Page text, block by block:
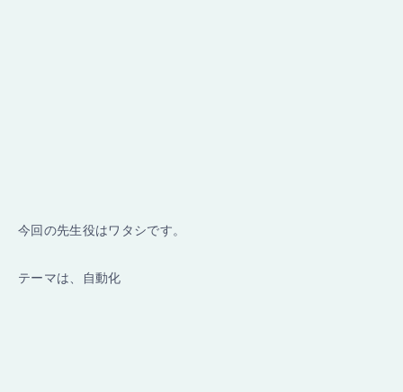
今回の先生役はワタシです。
テーマは、自動化